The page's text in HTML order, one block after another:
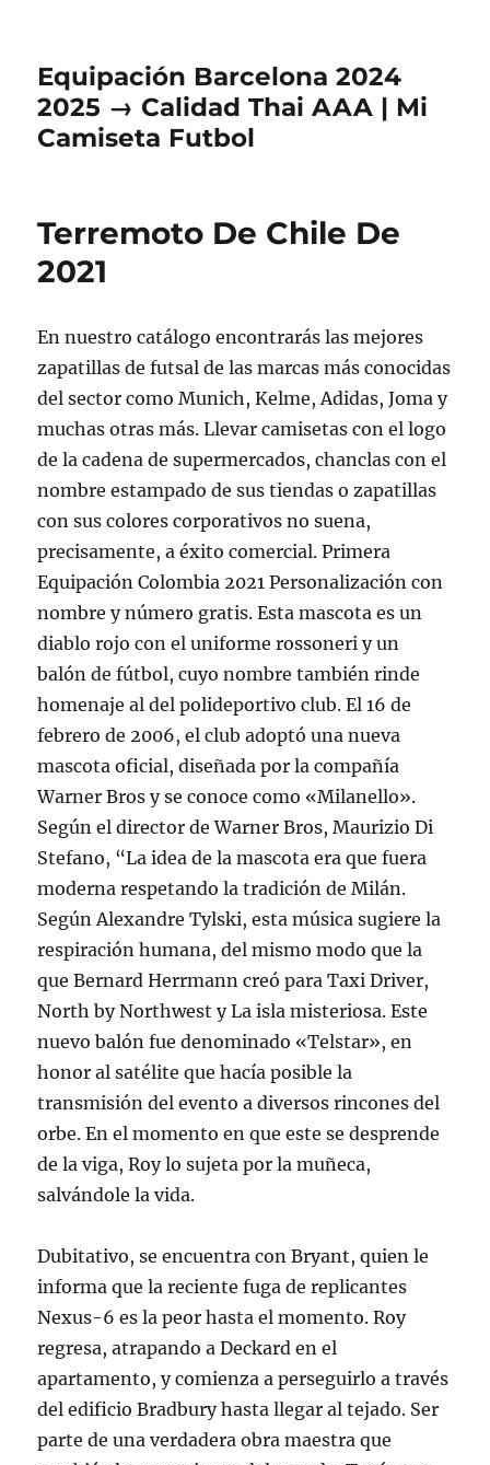
Equipación Barcelona 2024
2025 → Calidad Thai AAA | Mi
Camiseta Futbol
Terremoto De Chile De
2021
En nuestro catálogo encontrarás las mejores
zapatillas de futsal de las marcas más conocidas
del sector como Munich, Kelme, Adidas, Joma y
muchas otras más. Llevar camisetas con el logo
de la cadena de supermercados, chanclas con el
nombre estampado de sus tiendas o zapatillas
con sus colores corporativos no suena,
precisamente, a éxito comercial. Primera
Equipación Colombia 2021 Personalización con
nombre y número gratis. Esta mascota es un
diablo rojo con el uniforme rossoneri y un
balón de fútbol, cuyo nombre también rinde
homenaje al del polideportivo club. El 16 de
febrero de 2006, el club adoptó una nueva
mascota oficial, diseñada por la compañía
Warner Bros y se conoce como «Milanello».
Según el director de Warner Bros, Maurizio Di
Stefano, “La idea de la mascota era que fuera
moderna respetando la tradición de Milán.
Según Alexandre Tylski, esta música sugiere la
respiración humana, del mismo modo que la
que Bernard Herrmann creó para Taxi Driver,
North by Northwest y La isla misteriosa. Este
nuevo balón fue denominado «Telstar», en
honor al satélite que hacía posible la
transmisión del evento a diversos rincones del
orbe. En el momento en que este se desprende
de la viga, Roy lo sujeta por la muñeca,
salvándole la vida.
Dubitativo, se encuentra con Bryant, quien le
informa que la reciente fuga de replicantes
Nexus-6 es la peor hasta el momento. Roy
regresa, atrapando a Deckard en el
apartamento, y comienza a perseguirlo a través
del edificio Bradbury hasta llegar al tejado. Ser
parte de una verdadera obra maestra que